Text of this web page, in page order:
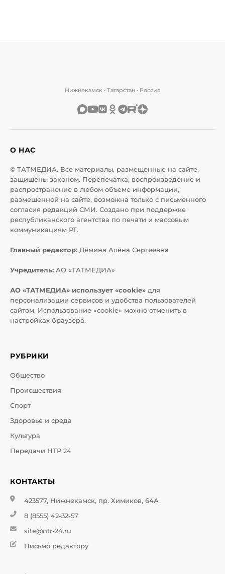
Нижнекамск • Татарстан • Россия
О НАС
© ТАТМЕДИА. Все материалы, размещенные на сайте,
защищены законом. Перепечатка, воспроизведение и
распространение в любом объеме информации,
размещенной на сайте, возможна только с письменного
согласия редакций СМИ. Создано при поддержке
республиканского агентства по печати и массовым
коммуникациям РТ.
Главный редактор: Дёмина Алёна Сергеевна
Учредитель: АО «ТАТМЕДИА»
АО «ТАТМЕДИА» использует «cookie» для
персонализации сервисов и удобства пользователей
сайтом. Использование «cookie» можно отменить в
настройках браузера.
РУБРИКИ
Общество
Происшествия
Спорт
Здоровье и среда
Культура
Передачи НТР 24
КОНТАКТЫ
423577, Нижнекамск, пр. Химиков, 64А
8 (8555) 42-32-57
site@ntr-24.ru
Письмо редактору